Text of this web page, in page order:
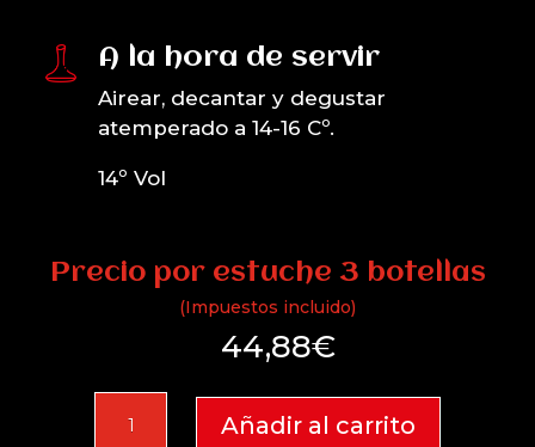
A la hora de servir
Airear, decantar y degustar
atemperado a 14-16 Cº.
14º Vol
Precio por estuche 3 botellas
(Impuestos incluido)
44,88€
2024
Añadir al carrito